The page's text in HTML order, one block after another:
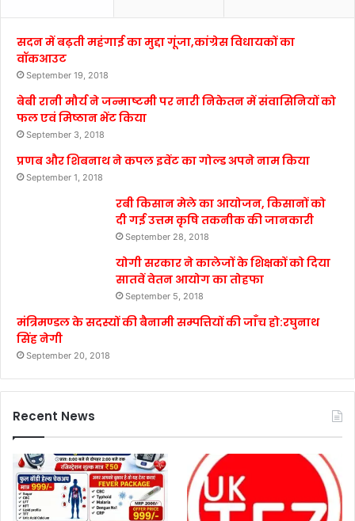
सदन में बढ़ती महंगाई का मुद्दा गूंजा,कांग्रेस विधायकों का
वॉकआउट
September 19, 2018
बेबी रानी मौर्य ने जन्माष्टमी पर नारी निकेतन में संवासिनियों को
फल एवं मिष्ठान भेंट किया
September 3, 2018
प्रणब और शिबनाथ ने कपल इवेंट का गोल्ड अपने नाम किया
September 1, 2018
रबी किसान मेले का आयोजन, किसानों को
दी गई उत्तम कृषि तकनीक की जानकारी
September 28, 2018
योगी सरकार ने कालेजों के शिक्षकों को दिया
सातवें वेतन आयोग का तोहफा
September 5, 2018
मंत्रिमण्डल के सदस्यों की बैनामी सम्पत्तियों की जाँच हो:रघुनाथ
सिंह नेगी
September 20, 2018
Recent News